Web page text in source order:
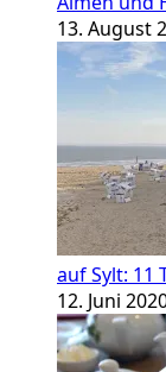
13. August
auf Sylt: 11
12. Juni